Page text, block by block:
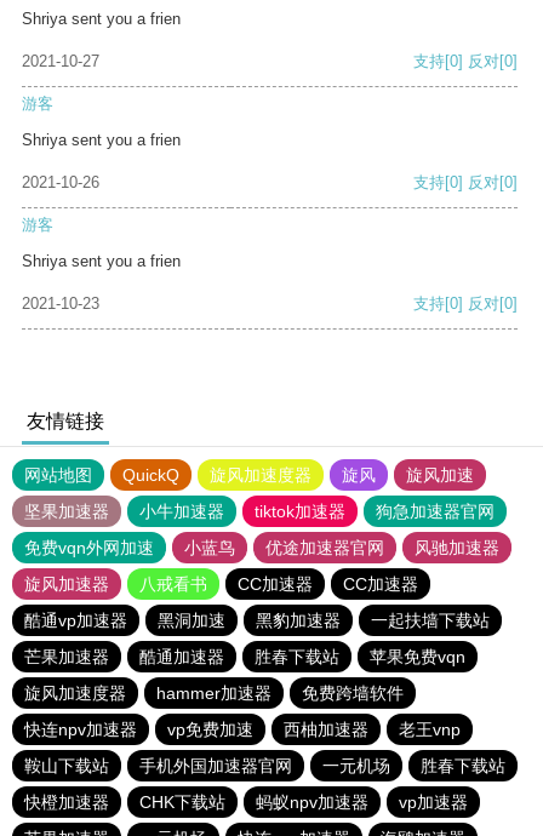
Shriya sent you a frien
2021-10-27 支持[0] 反对[0]
游客
Shriya sent you a frien
2021-10-26 支持[0] 反对[0]
游客
Shriya sent you a frien
2021-10-23 支持[0] 反对[0]
友情链接
网站地图 QuickQ 旋风加速度器 旋风
旋风加速
坚果加速器
小牛加速器 tiktok加速器
狗急加速器官网
免费vqn外网加速
小蓝鸟 优途加速器官网
风驰加速器
旋风加速器
八戒看书 CC加速器
CC加速器
酷通vp加速器
黑洞加速 黑豹加速器
一起扶墙下载站
芒果加速器
酷通加速器 胜春下载站
苹果免费vqn
旋风加速度器
hammer加速器
免费跨墙软件
快连npv加速器
vp免费加速 西柚加速器
老王vnp
鞍山下载站
手机外国加速器官网 一元机场
胜春下载站
快橙加速器
CHK下载站 蚂蚁npv加速器
vp加速器